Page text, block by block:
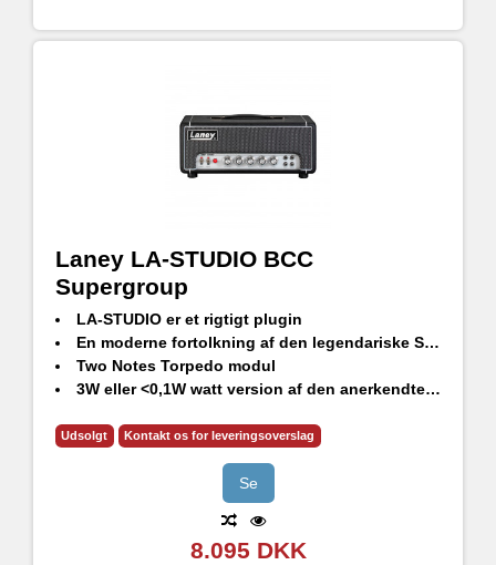
Laney LA-STUDIO BCC
Supergroup
LA-STUDIO er et rigtigt plugin
En moderne fortolkning af den legendariske Supergroup forstærker
Two Notes Torpedo modul
3W eller <0,1W watt version af den anerkendte LA30BL top
Håndlavet i Storbritannien
Udsolgt Kontakt os for leveringsoverslag
Se
8.095 DKK